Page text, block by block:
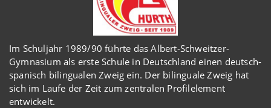
Im Schuljahr 1989/90 führte das Albert-Schweitzer-
Gymnasium als erste Schule in Deutschland einen deutsch-
spanisch bilingualen Zweig ein. Der bilinguale Zweig hat
sich im Laufe der Zeit zum zentralen Profilelement
entwickelt.